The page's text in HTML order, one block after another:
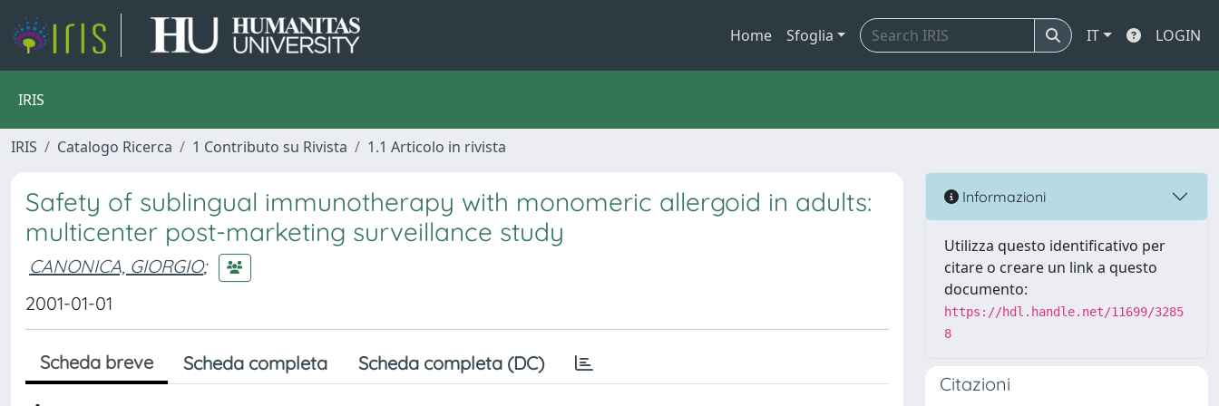
Home Sfoglia IT LOGIN
IRIS
IRIS Catalogo Ricerca 1 Contributo su Rivista 1.1 Articolo in rivista
Safety of sublingual immunotherapy with monomeric allergoid in adults:
multicenter post-marketing surveillance study
CANONICA, GIORGIO;
2001-01-01
Scheda breve Scheda completa Scheda completa (DC)
Informazioni
Utilizza questo identificativo per
citare o creare un link a questo
documento:
https://hdl.handle.net/11699/3285
8
Citazioni